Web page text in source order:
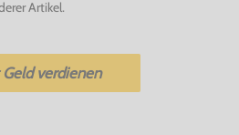
Artikel.
Geld verdienen